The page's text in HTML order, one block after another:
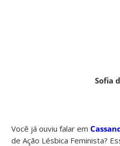
Sofia
Você já ouviu falar em
de Ação Lésbica Feminista?